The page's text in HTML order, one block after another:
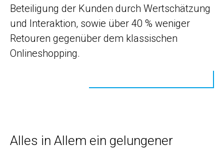
Beteiligung der Kunden durch Wertschätzung
und Interaktion, sowie über 40 % weniger
Retouren gegenüber dem klassischen
Onlineshopping.
Alles in Allem ein gelungener